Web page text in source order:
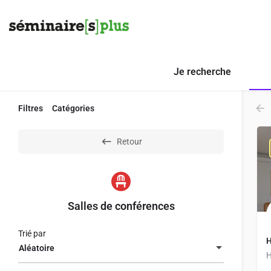
Je recherche
Filtres Catégories
Retour
Salles de conférences
Aléatoire
Trié par